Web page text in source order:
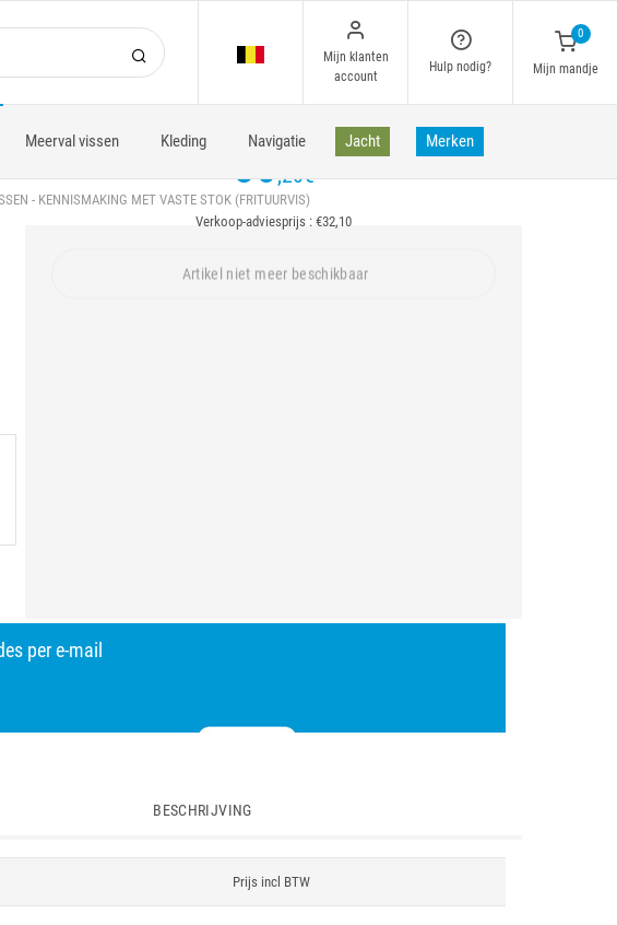
Mijn klanten
account
Hulp nodig?
0
Mijn mandje
Meerval vissen Kleding Navigatie Jacht Merken
- KENNISMAKING MET VASTE STOK (FRITUURVIS)
30,20€
Verkoop-adviesprijs : €32,10
Artikel niet meer beschikbaar
per e-mail
BESCHRIJVING
Prijs incl BTW